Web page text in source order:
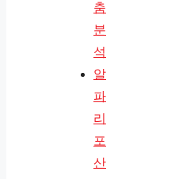
춤
분
석
알
파
리
포
산